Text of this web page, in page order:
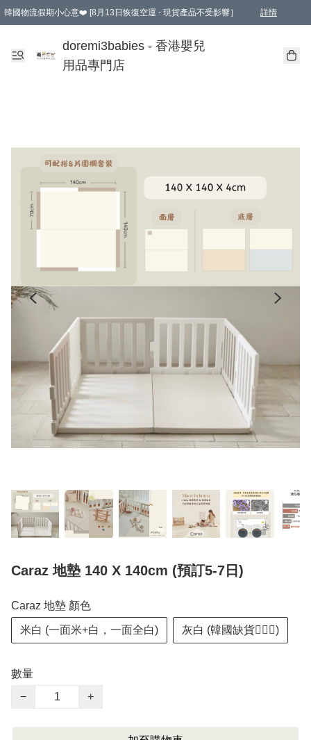
韓國物流假期小心意❤️ [8月13日恢復空運 - 現貨產品不受影響］ 詳情
新會員首張訂單滿$600即享9折優惠！(部份超優惠產品 & 品牌指定價除外)
doremi3babies - 香港嬰兒
用品專門店
Caraz 地墊 140 X 140cm (預訂5-7日)
Caraz 地墊 顏色
米白 (一面米+白，一面全白) 灰白 (韓國缺貨🙇🏻‍♂️)
數量
−
+